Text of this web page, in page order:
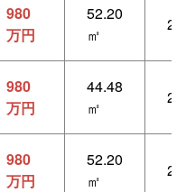
980
万円
52.20
㎡
980
万円
44.48
㎡
980
万円
52.20
㎡